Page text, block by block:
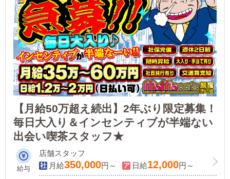
【月給50万超え続出】2年ぶり限定募集！
毎日大入り＆インセンティブが半端ない
出会い喫茶スタッフ★
給与
店舗スタッフ
月給350,000円～ 日給12,000円～